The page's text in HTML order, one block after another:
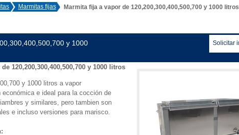
Marmitas fijas Marmita fija a vapor de 120,200,300,400,500,700 y 1000 litros
y 1000
120,200,300,400,500,700 y 1000 litros
y 1000 litros a vapor
e ideal para la cocción de
y similares, pero tambien son
e incluso versiones para marisco.